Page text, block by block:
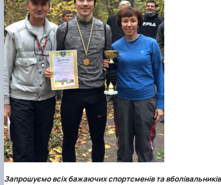
Запрошуємо всіх бажаючих спортсменів та вболівальників